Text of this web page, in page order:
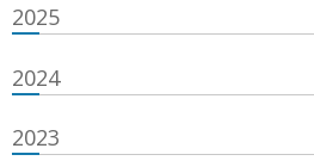
2025
2024
2023